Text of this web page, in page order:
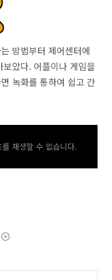
방법부터 제어센터에
았다. 어플이나 게임을
녹화를 통하여 쉽고 간
재생할 수 없습니다.